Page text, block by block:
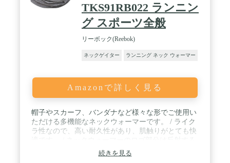
TKS91RB022 ランニン
グ スポーツ全般
リーボック(Reebok)
ネックゲイター ランニング ネック ウォーマー
Amazonで詳しく見る
帽子やスカーフ、バンダナなど様々な形でご使用い
ただける多機能なネックウォーマーです。 / ライク
ラ性なので、高い耐久性があり、肌触りがとても快
ので、暗い道でも安全です。 / 洗濯機で洗濯できる
ので清潔にご使用いただけます。
続きを見る